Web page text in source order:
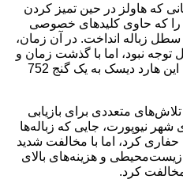
آغاز شد، زمانی که هاولز در حین تمیز کردن
را که حاوی کلیدهای خصوصی
زباله انداخت. در آن زمان،
توجه نبود، اما با گذشت زمان و
افزایش نجومی قیمت بیت کوین، این هارد دیسک به یک گنج 752
متعددی برای بازیابی
شهر نیوپورت، جایی که زباله‌ها
کرد، اما با مخالفت شدید
و هزینه‌های بالای
کرد.